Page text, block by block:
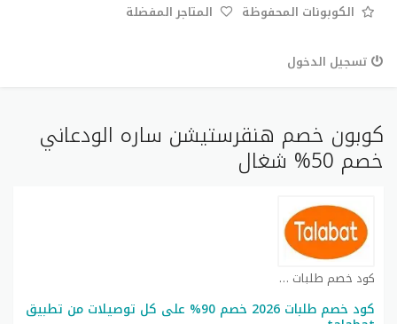
الكوبونات المحفوظة المتاجر المفضلة
تسجيل الدخول
كوبون خصم هنقرستيشن ساره الودعاني
خصم 50% شغال
كود خصم طلبات كوبون
كود خصم طلبات 2026 خصم 90% على كل توصيلات من تطبيق